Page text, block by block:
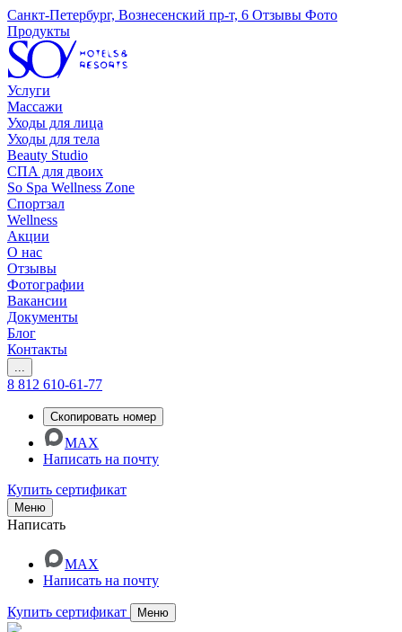
Санкт-Петербург, Вознесенский пр-т, 6 Отзывы Фото
Продукты
Услуги
Массажи
Уходы для лица
Уходы для тела
Beauty Studio
СПА для двоих
So Spa Wellness Zone
Спортзал
Wellness
Акции
О нас
Отзывы
Фотографии
Вакансии
Документы
Блог
Контакты
...
8 812 610-61-77
Скопировать номер
MAX
Написать на почту
Купить сертификат
Меню
Написать
MAX
Написать на почту
Купить сертификат Меню